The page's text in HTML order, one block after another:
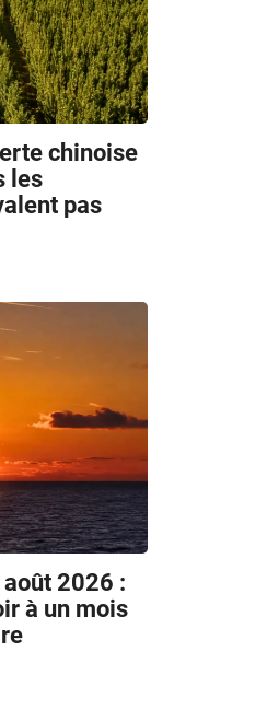
chinoise
les
pas
2026 :
à un mois